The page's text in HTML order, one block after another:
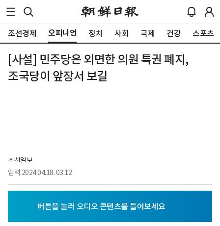
조선경제 오피니언 정치 사회 국제 건강 스포츠
[사설] 민주당은 외면한 의원 특권 폐지,
조국당이 앞장서 보길
조선일보
입력 2024.04.18. 03:12